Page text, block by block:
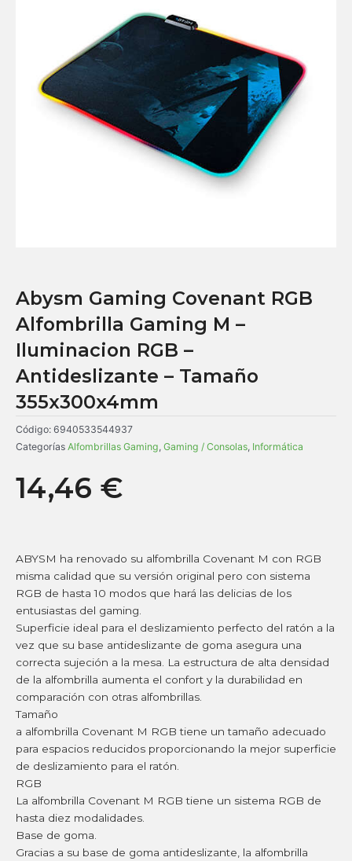
Abysm Gaming Covenant RGB
Alfombrilla Gaming M –
Iluminacion RGB –
Antideslizante – Tamaño
355x300x4mm
Código: 6940533544937
Categorías Alfombrillas Gaming, Gaming / Consolas, Informática
14,46 €
ABYSM ha renovado su alfombrilla Covenant M con RGB
misma calidad que su versión original pero con sistema
RGB de hasta 10 modos que hará las delicias de los
entusiastas del gaming.
Superficie ideal para el deslizamiento perfecto del ratón a la
vez que su base antideslizante de goma asegura una
correcta sujeción a la mesa. La estructura de alta densidad
de la alfombrilla aumenta el confort y la durabilidad en
comparación con otras alfombrillas.
Tamaño
a alfombrilla Covenant M RGB tiene un tamaño adecuado
para espacios reducidos proporcionando la mejor superficie
de deslizamiento para el ratón.
RGB
La alfombrilla Covenant M RGB tiene un sistema RGB de
hasta diez modalidades.
Base de goma.
Gracias a su base de goma antideslizante, la alfombrilla